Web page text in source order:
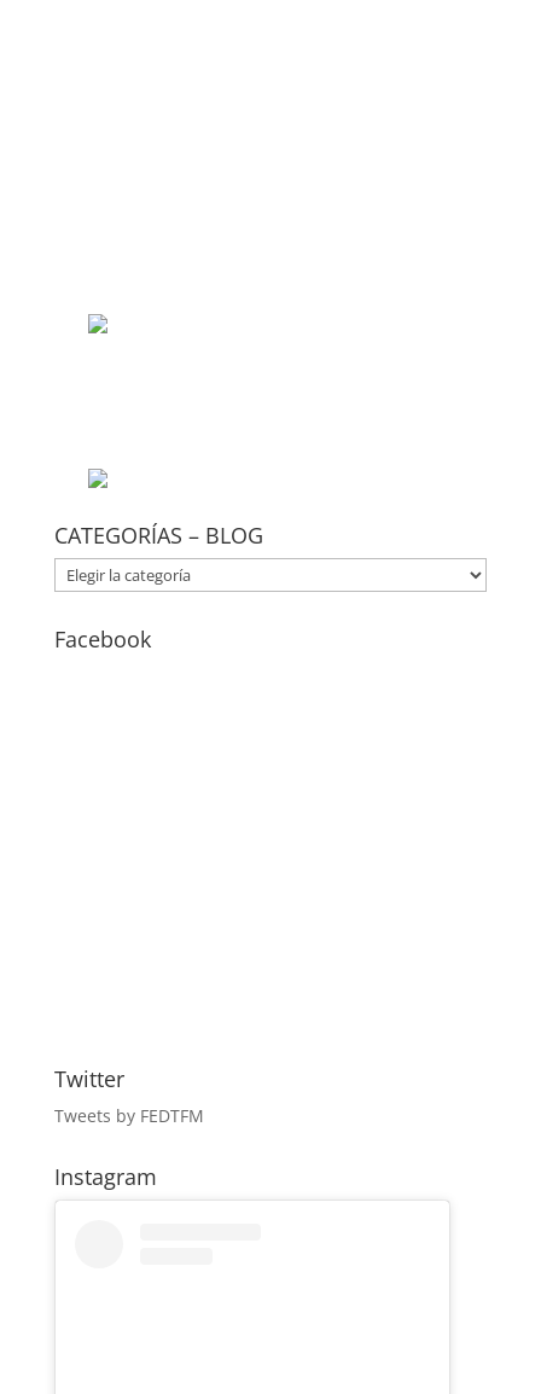
CATEGORÍAS – BLOG
CATEGORÍAS
–
Facebook
Twitter
Tweets by FEDTFM
Instagram